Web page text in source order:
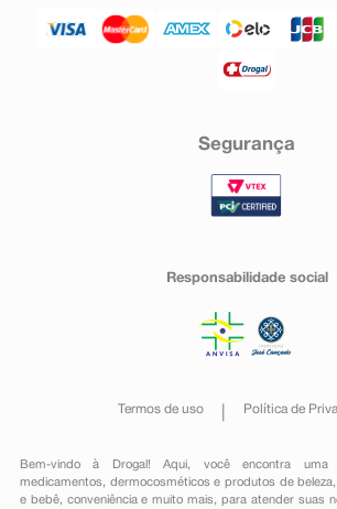
Segurança
Responsabilidade social
Termos de uso Política de
Bem-vindo à Drogal! Aqui, você encontra uma
medicamentos , dermocosméticos e produtos de beleza,
e bebê, conveniênciae muito mais, para atender suas